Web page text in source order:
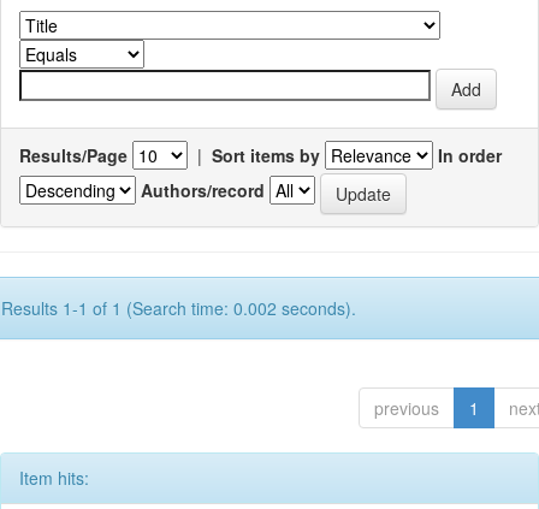
Results/Page | Sort items by
In order
Authors/record
Results 1-1 of 1 (Search time: 0.002 seconds).
previous 1
Item hits: